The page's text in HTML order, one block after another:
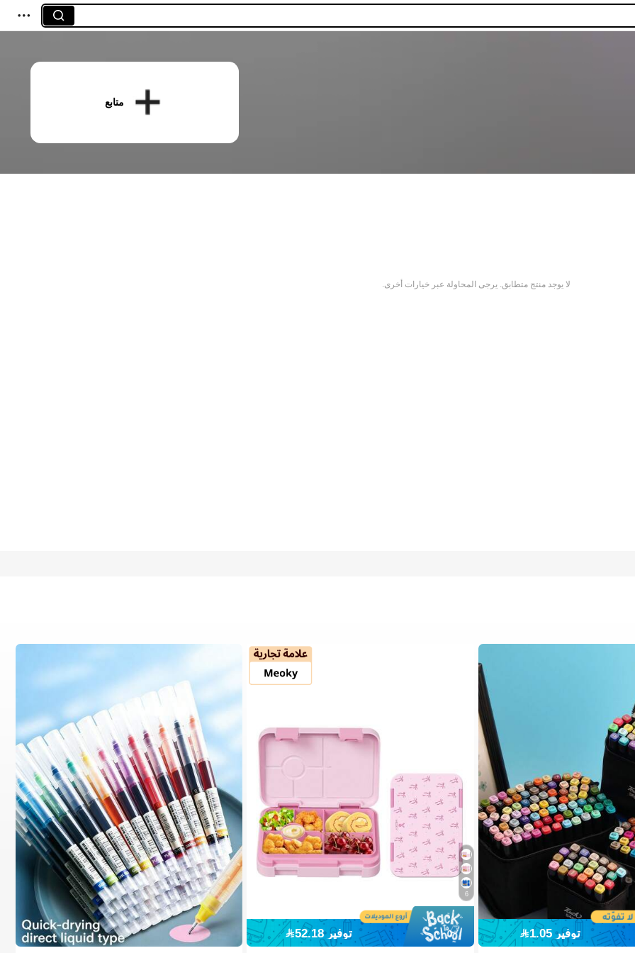
متابع
لا يوجد منتج متطابق. يرجى المحاولة عبر خيارات أخرى.
توفير 1.05
6
توفير 52.18